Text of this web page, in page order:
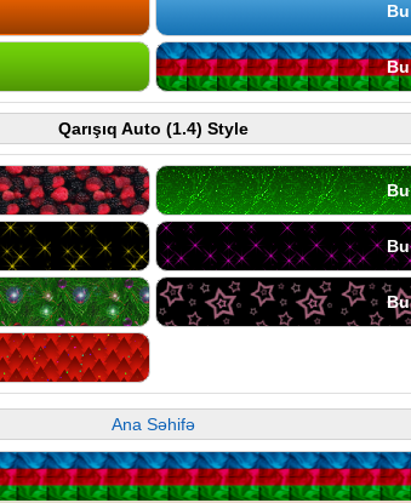
Bu
Qarışıq Auto (1.4) Style
Bu
Bu
Ana Səhifə